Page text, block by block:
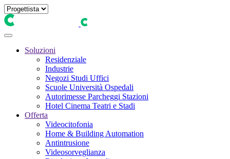
Soluzioni
Residenziale
Industrie
Negozi Studi Uffici
Scuole Università Ospedali
Autorimesse Parcheggi Stazioni
Hotel Cinema Teatri e Stadi
Offerta
Videocitofonia
Home & Building Automation
Antintrusione
Videosorveglianza